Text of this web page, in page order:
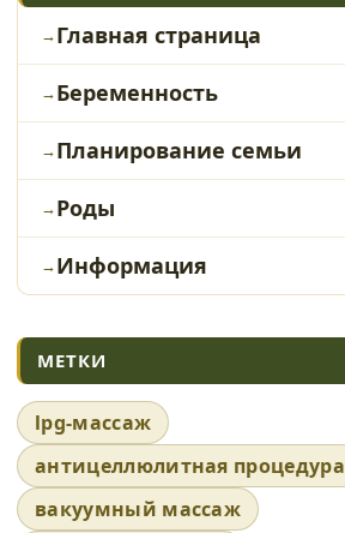
Главная страница
Беременность
Планирование семьи
Роды
Информация
МЕТКИ
lpg-массаж
антицеллюлитная процедура
вакуумный массаж